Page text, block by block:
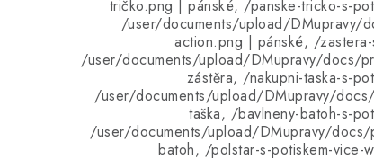
tričko.png | pánské, /panske-tricko-s-
/user/documents/upload/DMupravy/
action.png | pánské, /
/user/documents/upload/DMupravy/docs/
zástěra, /nakupni-taska-s-
/user/documents/upload/DMupravy/
taška, /bavlneny-batoh-s-
/user/documents/upload/DMupravy/
batoh, /polstar-s-potiskem-vice-